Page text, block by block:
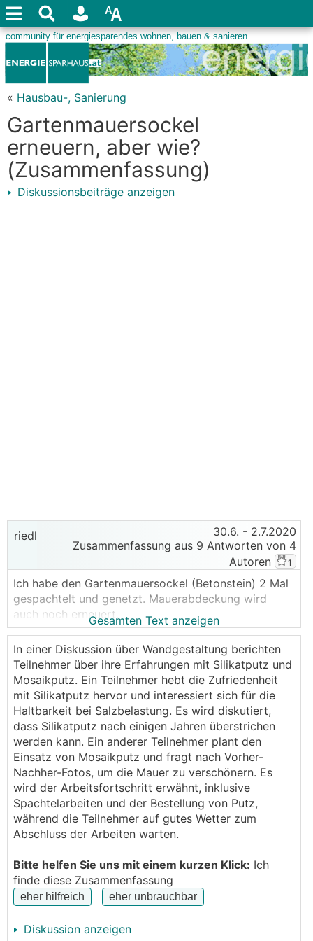
« Hausbau-, Sanierung
Gartenmauersockel
erneuern, aber wie?
(Zusammenfassung)
Diskussionsbeiträge anzeigen
riedl 30.6. - 2.7.2020
Zusammenfassung aus 9 Antworten von 4
Autoren
1
Ich habe den Gartenmauersockel (Betonstein) 2 Mal
gespachtelt und genetzt. Mauerabdeckung wird
auch noch erneuert.
Jetzt geht es um die Fertigstellung, aber ich bin
unschlüssig.
Betonfarbe (1K oder 2K), Garagenbodenfarbe
nehmen und über den Klebespachtel streichen?
Verputzen mit Silikatputz?
oder mit Sockelputz verputzen?
Was würdet ihr nehmen? Bei uns an der Straße wird
im Winter heftig Salz gestreut und ich möchte
zumindest die nächsten Jahre nicht wieder
renovieren müssen.
Gesamten Text anzeigen
In einer Diskussion über Wandgestaltung berichten
Teilnehmer über ihre Erfahrungen mit Silikatputz und
Mosaikputz. Ein Teilnehmer hebt die Zufriedenheit
mit Silikatputz hervor und interessiert sich für die
Haltbarkeit bei Salzbelastung. Es wird diskutiert,
dass Silikatputz nach einigen Jahren überstrichen
werden kann. Ein anderer Teilnehmer plant den
Einsatz von Mosaikputz und fragt nach Vorher-
Nachher-Fotos, um die Mauer zu verschönern. Es
wird der Arbeitsfortschritt erwähnt, inklusive
Spachtelarbeiten und der Bestellung von Putz,
während die Teilnehmer auf gutes Wetter zum
Abschluss der Arbeiten warten.
Bitte helfen Sie uns mit einem kurzen Klick: Ich
finde diese Zusammenfassung
Diskussion anzeigen